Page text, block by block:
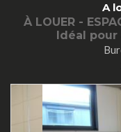
A
À LOUER -
Idéal